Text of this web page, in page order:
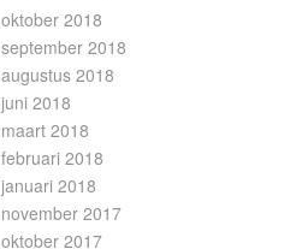
oktober 2018
september 2018
augustus 2018
juni 2018
maart 2018
februari 2018
januari 2018
november 2017
oktober 2017